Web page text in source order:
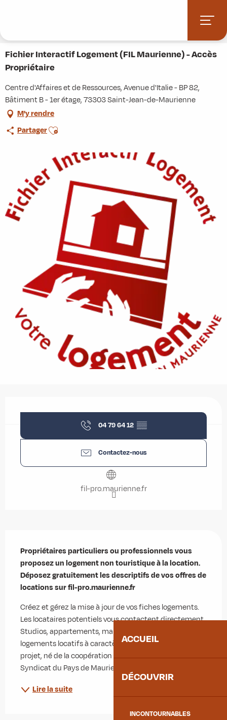
principal
ACCUEIL
DÉCOUVRIR
INCONTOURNABLES
Fichier Interactif Logement (FIL Maurienne) - Accès
Propriétaire
Centre d'Affaires et de Ressources, Avenue d'Italie - BP 82,
Bâtiment B - 1er étage, 73303 Saint-Jean-de-Maurienne
M'y rendre
PartagerAjouter aux favoris
04 79 64 12 ▒▒
Contactez-nous
fil-pro.maurienne.fr
Propriétaires particuliers ou professionnels vous
proposez un logement non touristique à la location.
Déposez gratuitement les descriptifs de vos offres de
locations sur fil-pro.maurienne.fr
Créez et gérez la mise à jour de vos fiches logements.
Les locataires potentiels vous contactent directement.
Studios, appartements, maisons, chalets : tous les
logements locatifs à caractère non touristique. Ce
projet, né de la coopération du Pact Savoie et du
Syndicat du Pays de Maurienne, a pour...
Lire la suite